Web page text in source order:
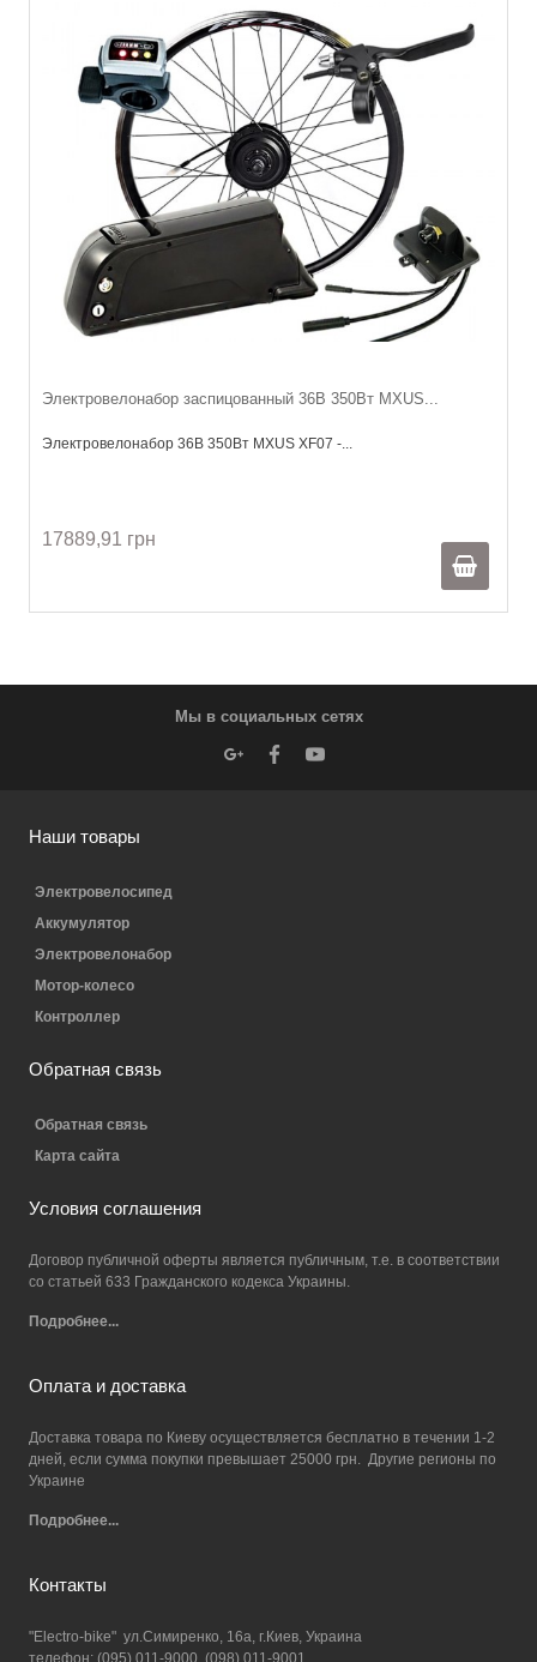
Электровелонабор заспицованный 36В 350Вт MXUS...
Электровелонабор 36В 350Вт MXUS XF07 -...
17889,91 грн
Мы в социальных сетях
Наши товары
Электровелосипед
Аккумулятор
Электровелонабор
Мотор-колесо
Контроллер
Обратная связь
Обратная связь
Карта сайта
Условия соглашения
Договор публичной оферты является публичным, т.е. в соответствии
со статьей 633 Гражданского кодекса Украины.
Подробнее...
Оплата и доставка
Доставка товара по Киеву осуществляется бесплатно в течении 1-2
дней, если сумма покупки превышает 25000 грн. Другие регионы по
Украине
Подробнее...
Контакты
"Electro-bike" ул.Симиренко, 16а, г.Киев, Украина
телефон: (095) 011-9000, (098) 011-9001